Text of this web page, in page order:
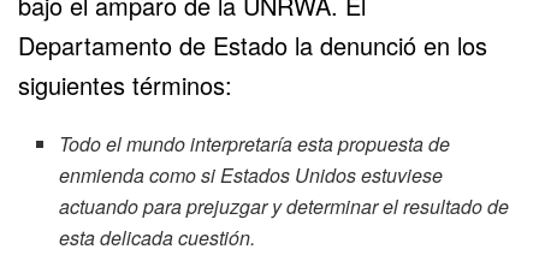
Departamento de Estado la denunció en los
siguientes términos:
Todo el mundo interpretaría esta propuesta de
enmienda como si Estados Unidos estuviese
actuando para prejuzgar y determinar el resultado de
esta delicada cuestión.